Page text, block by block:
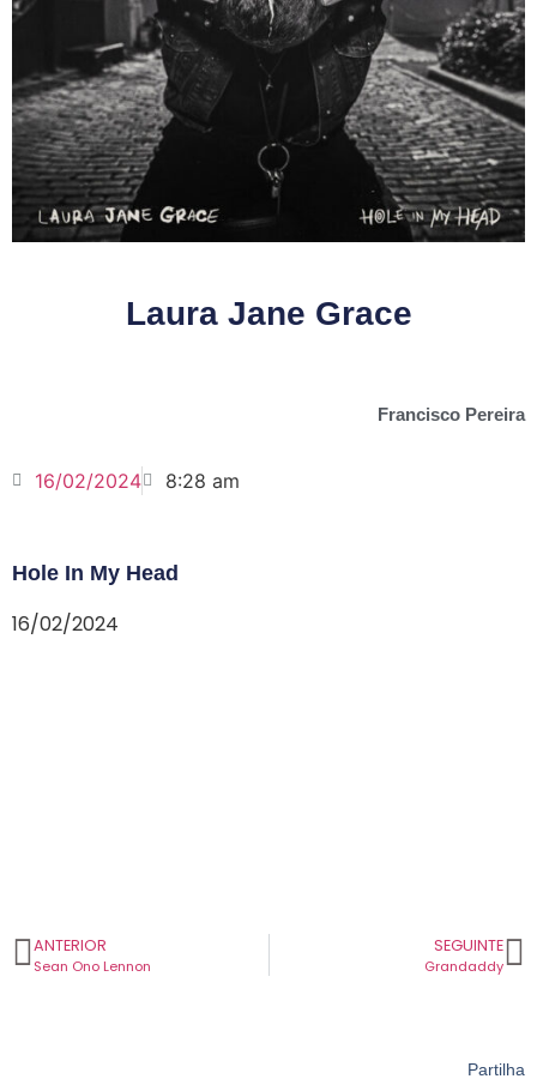
Laura Jane Grace
Francisco Pereira
16/02/2024 8:28 am
Hole In My Head
16/02/2024
ANTERIOR
Sean Ono Lennon
SEGUINTE
Grandaddy
Partilha